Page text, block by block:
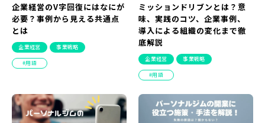
お問い合わせ
広告掲載に関するお問い合わせ
『SUNGROVE』について
利用規約
広告掲載に関する規約
企業経営のV字回復にはなにが
必要？事例から見える共通点
とは
企業経営 事業戦略
用語
ミッションドリブンとは？意
味、実践のコツ、企業事例、
導入による組織の変化まで徹
底解説
企業経営 事業戦略
用語